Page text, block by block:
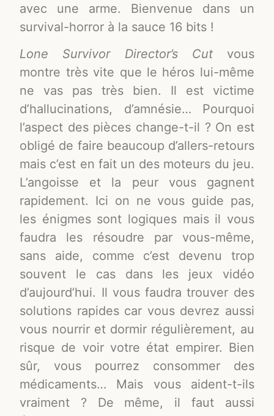
avec une arme. Bienvenue dans un
survival-horror à la sauce 16 bits !
Lone Survivor Director’s Cut vous
montre très vite que le héros lui-même
ne vas pas très bien. Il est victime
d’hallucinations, d’amnésie… Pourquoi
l’aspect des pièces change-t-il ? On est
obligé de faire beaucoup d’allers-retours
mais c’est en fait un des moteurs du jeu.
L’angoisse et la peur vous gagnent
rapidement. Ici on ne vous guide pas,
les énigmes sont logiques mais il vous
faudra les résoudre par vous-même,
sans aide, comme c’est devenu trop
souvent le cas dans les jeux vidéo
d’aujourd’hui. Il vous faudra trouver des
solutions rapides car vous devrez aussi
vous nourrir et dormir régulièrement, au
risque de voir votre état empirer. Bien
sûr, vous pourrez consommer des
médicaments… Mais vous aident-t-ils
vraiment ? De même, il faut aussi